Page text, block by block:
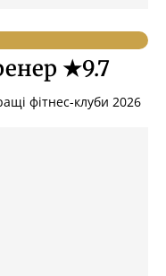
★9.7
фітнес-клуби 2026